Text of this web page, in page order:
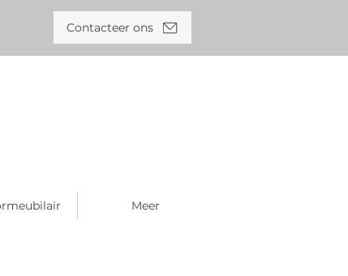
Contacteer ons
Meer